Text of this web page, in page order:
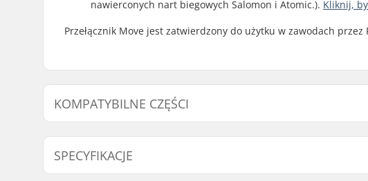
nawierconych nart biegowych Salomon i Atomic.). Kliknij,
Przełącznik Move jest zatwierdzony do użytku w zawodach
KOMPATYBILNE CZĘŚCI
Znajdź produkty kompatybilne z Rottefella Move Switch Wiązania:
SPECYFIKACJE